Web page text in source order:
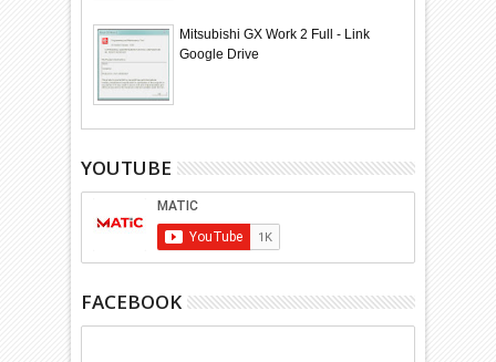
Mitsubishi GX Work 2 Full - Link
Google Drive
YOUTUBE
FACEBOOK